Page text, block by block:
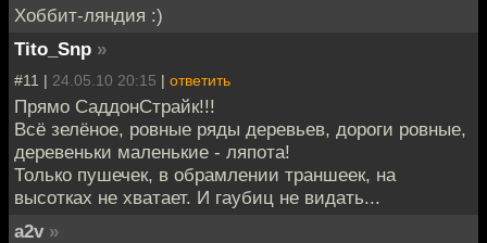
Хоббит-ляндия :)
Tito_Snp »
#11 | 24.05.10 20:15 | ответить
Прямо СаддонСтрайк!!!
Всё зелёное, ровные ряды деревьев, дороги ровные,
деревеньки маленькие - ляпота!
Только пушечек, в обрамлении траншеек, на
высотках не хватает. И гаубиц не видать...
a2v »